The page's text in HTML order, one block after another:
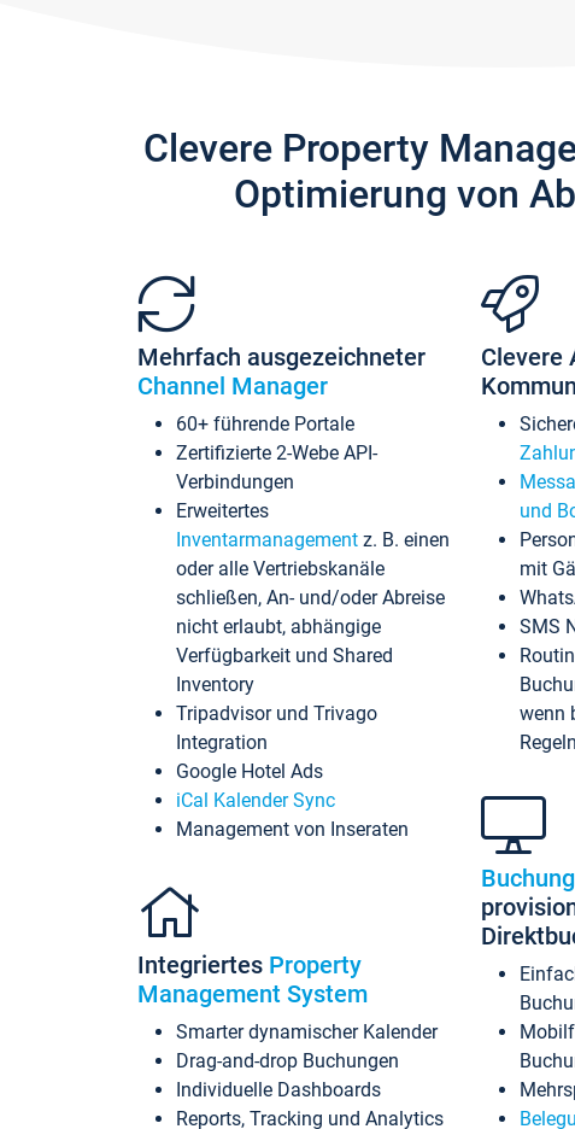
Clevere Property
Optimierung von
Mehrfach ausgezeichneter
Channel Manager
60+ führende Portale
Zertifizierte 2-Webe API-
Verbindungen
Erweitertes
Inventarmanagement z. B. einen
oder alle Vertriebskanäle
schließen, An- und/oder Abreise
nicht erlaubt, abhängige
Verfügbarkeit und Shared
Inventory
Tripadvisor und Trivago
Integration
Google Hotel Ads
iCal Kalender Sync
Management von Inseraten
Integriertes Property
Management System
Smarter dynamischer Kalender
Drag-and-drop Buchungen
Individuelle Dashboards
Reports, Tracking und Analytics
Clevere
und
mit
SMS
wenn